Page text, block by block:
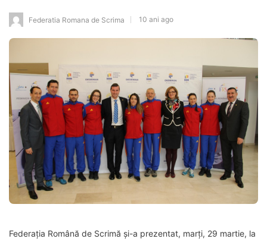
Federatia Romana de Scrima 10 ani ago
Federaţia Română de Scrimă şi-a prezentat, marţi, 29 martie, la